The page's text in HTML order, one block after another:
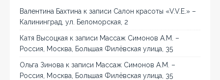
Валентина Бахтина к записи Салон красоты «V.V.E.» –
Калининград, ул. Беломорская, 2
Катя Высоцкая к записи Массаж Симонов А.М. –
Россия, Москва, Большая Филёвская улица, 35
Ольга Зинова к записи Массаж Симонов А.М. –
Россия, Москва, Большая Филёвская улица, 35